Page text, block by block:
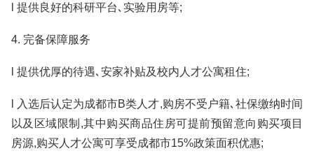
l 提供良好的科研平台､实验用房等;
4. 完备保障服务
l 提供优厚的待遇､安家补贴及校内人才公寓租住;
l 入选后认定为成都市B类人才,购房不受户籍､社保缴纳时间
以及区域限制,其中购买商品住房可提前预留意向购买项目
房源,购买人才公寓可享受成都市15%政策面积优惠;